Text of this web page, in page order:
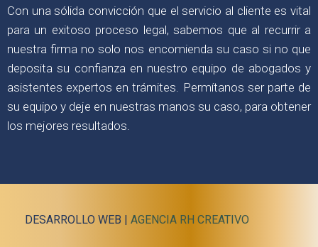
Con una sólida convicción que el servicio al cliente es vital
para un exitoso proceso legal, sabemos que al recurrir a
nuestra firma no solo nos encomienda su caso si no que
deposita su confianza en nuestro equipo de abogados y
asistentes expertos en trámites. Permítanos ser parte de
su equipo y deje en nuestras manos su caso, para obtener
los mejores resultados.
DESARROLLO WEB | AGENCIA RH CREATIVO